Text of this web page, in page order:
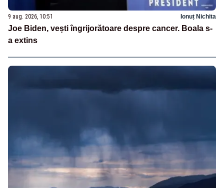
9 aug. 2026, 10:51 Ionuț Nichita
Joe Biden, vești îngrijorătoare despre cancer. Boala s-
a extins